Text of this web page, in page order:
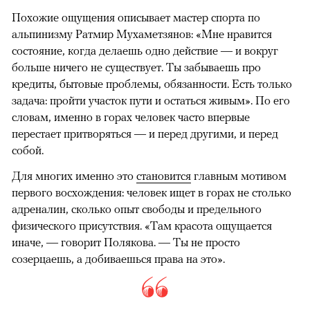
Похожие ощущения описывает мастер спорта по
альпинизму Ратмир Мухаметзянов: «Мне нравится
состояние, когда делаешь одно действие — и вокруг
больше ничего не существует. Ты забываешь про
кредиты, бытовые проблемы, обязанности. Есть только
задача: пройти участок пути и остаться живым». По его
словам, именно в горах человек часто впервые
перестает притворяться — и перед другими, и перед
собой.
Для многих именно это становится главным мотивом
первого восхождения: человек ищет в горах не столько
адреналин, сколько опыт свободы и предельного
физического присутствия. «Там красота ощущается
иначе, — говорит Полякова. — Ты не просто
созерцаешь, а добиваешься права на это».